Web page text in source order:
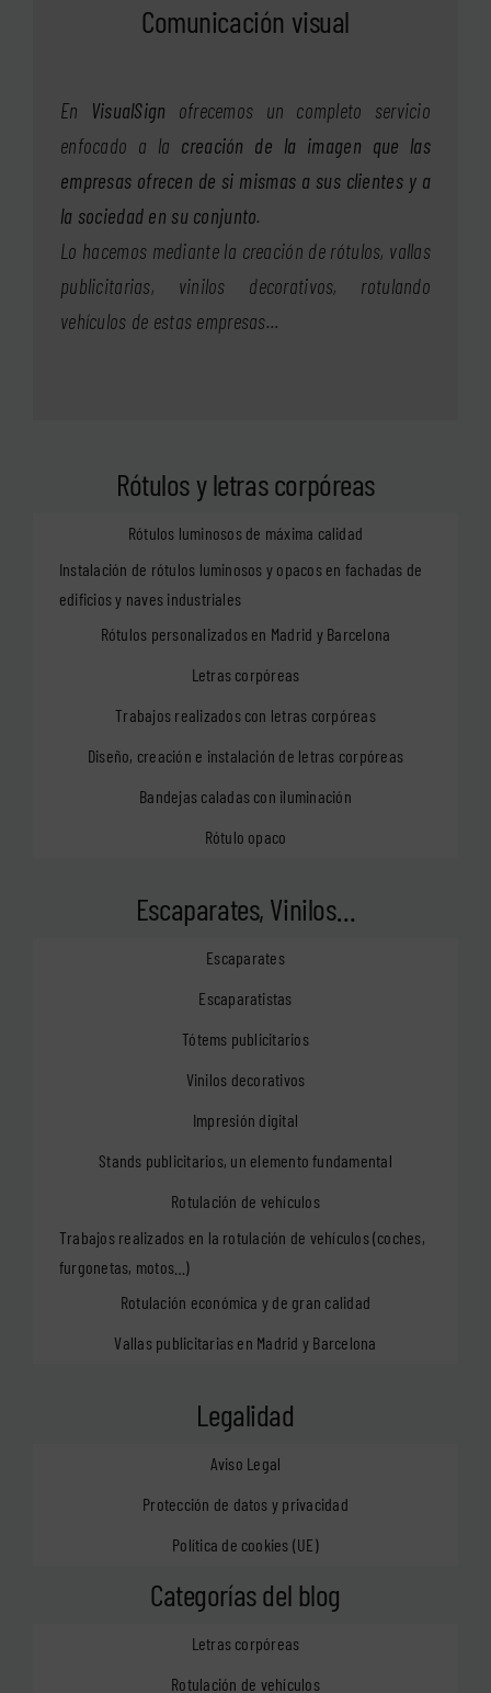
Comunicación visual
En VisualSign ofrecemos un completo servicio
enfocado a la creación de la imagen que las
empresas ofrecen de si mismas a sus clientes y a
la sociedad en su conjunto.
Lo hacemos mediante la creación de rótulos, vallas
publicitarias, vinilos decorativos, rotulando
vehículos de estas empresas…
Rótulos y letras corpóreas
Rótulos luminosos de máxima calidad
Instalación de rótulos luminosos y opacos en fachadas de
edificios y naves industriales
Rótulos personalizados en Madrid y Barcelona
Letras corpóreas
Trabajos realizados con letras corpóreas
Diseño, creación e instalación de letras corpóreas
Bandejas caladas con iluminación
Rótulo opaco
Escaparates, Vinilos…
Escaparates
Escaparatistas
Tótems publicitarios
Vinilos decorativos
Impresión digital
Stands publicitarios, un elemento fundamental
Rotulación de vehículos
Trabajos realizados en la rotulación de vehículos (coches,
furgonetas, motos…)
Rotulación económica y de gran calidad
Vallas publicitarias en Madrid y Barcelona
Legalidad
Aviso Legal
Protección de datos y privacidad
Política de cookies (UE)
Categorías del blog
Letras corpóreas
Rotulación de vehículos